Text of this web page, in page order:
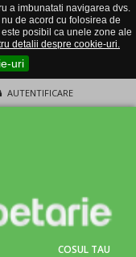
a imbunatati navigarea dvs.
de acord cu folosirea de
posibil ca unele zone ale
detalii despre cookie-uri.
uri
AUTENTIFICARE
COSUL TAU